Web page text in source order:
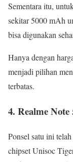
Sementara itu,
sekitar 5000 mAh
bisa digunakan
Hanya dengan
menjadi pilihan
terbatas.
4. Realme Note
Ponsel satu ini
chipset Unisoc